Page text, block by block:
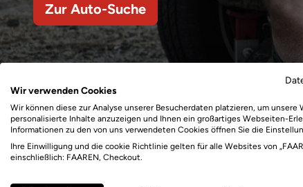
Zur Auto-Suche
Wir verwenden Cookies
Wir können diese zur Analyse unserer Besucherdaten platzieren, um unsere
personalisierte Inhalte anzuzeigen und Ihnen ein großartiges Webseiten-
Informationen zu den von uns verwendeten Cookies öffnen Sie die
Ihre Einwilligung und die cookie Richtlinie gelten für alle Websites von
einschließlich: FAAREN, Checkout.